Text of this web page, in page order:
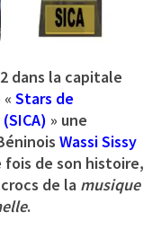
dans la capitale
Stars de
» une
Wassi Sissy
fois de son histoire,
de la musique
.